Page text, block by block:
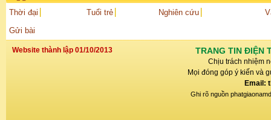
Thời đại
Tuổi trẻ Nghiên cứu
Gửi bài
Website thành lập 01/10/2013 TRANG TIN ĐIỆN
Chịu trách nhiệm
Mọi đóng góp ý kiến và
Email:
Ghi rõ nguồn